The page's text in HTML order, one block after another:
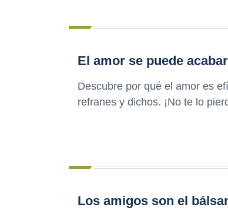
El amor se puede
Descubre por qué el amor es
refranes y dichos. ¡No te lo
Los amigos son el